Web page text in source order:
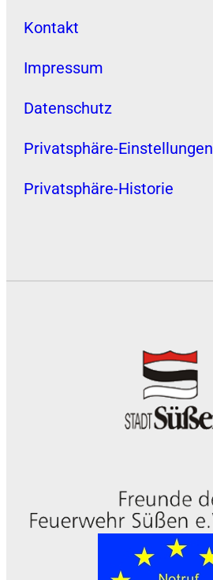
Kontakt
Impressum
Datenschutz
Privatsphäre-Einstellungen
Privatsphäre-Historie